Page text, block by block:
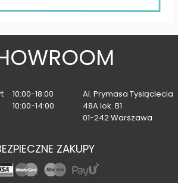
10:00-18:00
10:00-14:00
Al. Prymasa Tysiąclecia
48A lok. B1
01-242 Warszawa
ZAKUPY